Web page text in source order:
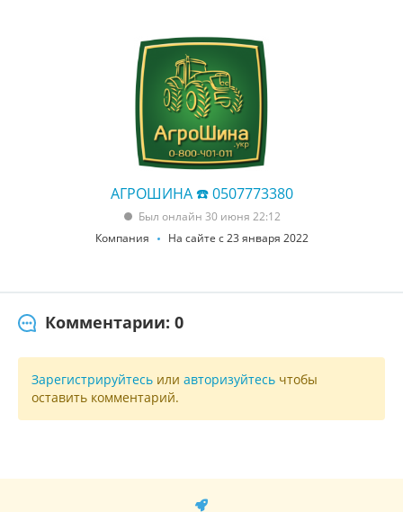
АГРОШИНА ☎️ 0507773380
Был онлайн 30 июня 22:12
Компания
На сайте с 23 января 2022
Комментарии: 0
Зарегистрируйтесь или авторизуйтесь чтобы
оставить комментарий.